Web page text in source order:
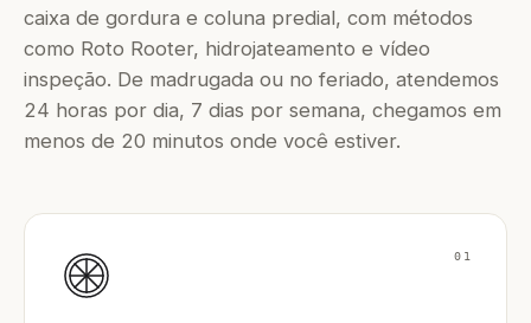
caixa de gordura e coluna predial, com métodos
como Roto Rooter, hidrojateamento e vídeo
inspeção. De madrugada ou no feriado, atendemos
24 horas por dia, 7 dias por semana, chegamos em
menos de 20 minutos onde você estiver.
01